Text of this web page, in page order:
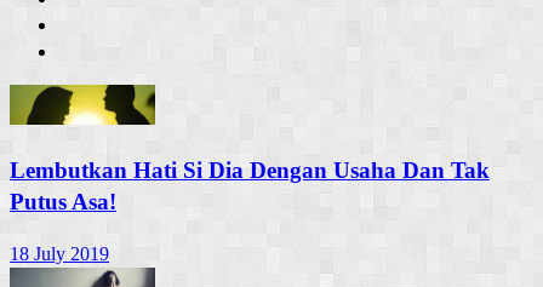
Lembutkan Hati Si Dia Dengan Usaha Dan Tak
Putus Asa!
18 July 2019